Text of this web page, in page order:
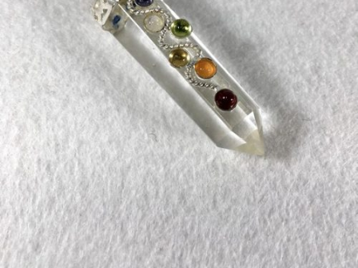
ESOTERISMO FÓSILES JOYAS METEORITOS
MINERALES
PRODUCTOS DE
CONSUMO